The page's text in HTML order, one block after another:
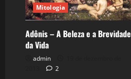
Mitologia
Adônis – A Beleza e a Brevidade
da Vida
admin
2